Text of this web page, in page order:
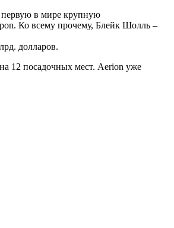
первую в мире крупную
Ко всему прочему, Блейк Шолль –
долларов.
12 посадочных мест. Aerion уже